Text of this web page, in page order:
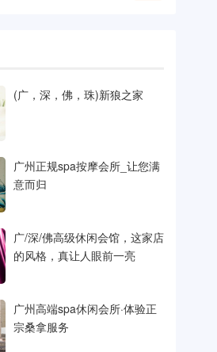
(广，深，佛，珠)新狼之家
广州正规spa按摩会所_让您满
意而归
广/深/佛高级休闲会馆，这家店
的风格，真让人眼前一亮
广州高端spa休闲会所·体验正
宗桑拿服务